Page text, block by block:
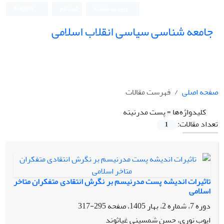
جامعه شناسی سیاسی انقلاب اسلامی
صفحه اصلی
فهرست مقالات
کلیدواژه‌ها =پست مدرنیته
تعداد مقالات:
1
تاثیرات اندیشه پست مدرنیسم بر نگرش انتقادی متفکران متاخر
اسلامی
دوره 7، شماره 2، بهار 1405، صفحه
295-317
ایوب نوری، حسن شمسینی غیاثوند